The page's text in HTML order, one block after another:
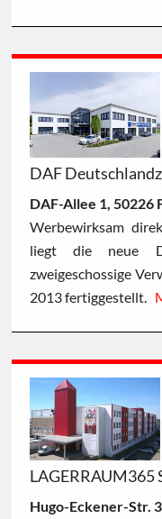
DAF
DAF-Allee 1, 50226
Werbewirksam
liegt die neue
zweigeschossige
2013 fertiggestellt.
LAGERRAUM365
Hugo-Eckener-Str.